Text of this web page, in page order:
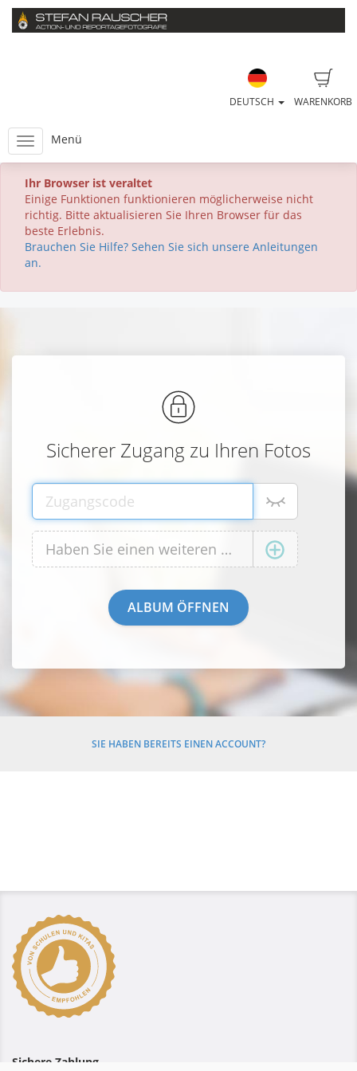
WARENKORB
DEUTSCH
Menü
Ihr Browser ist veraltet
Einige Funktionen funktionieren möglicherweise nicht
richtig. Bitte aktualisieren Sie Ihren Browser für das
beste Erlebnis.
Brauchen Sie Hilfe? Sehen Sie sich unsere Anleitungen
an.
Sicherer Zugang zu Ihren Fotos
SIE HABEN BEREITS EINEN ACCOUNT?
Sichere Zahlung